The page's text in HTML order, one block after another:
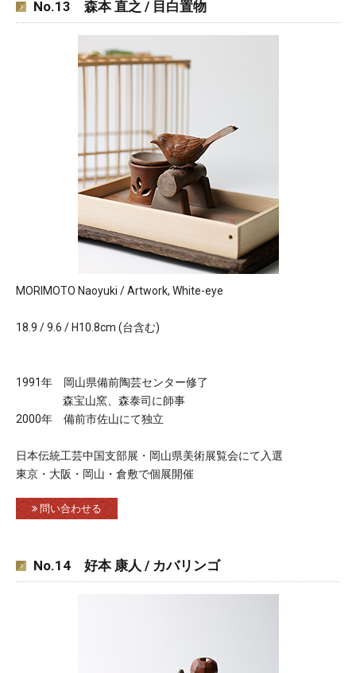
No.13 森本 直之 / 目白置物
MORIMOTO Naoyuki / Artwork, White-eye
18.9 / 9.6 / H10.8cm (台含む)
1991年 岡山県備前陶芸センター修了
森宝山窯、森泰司に師事
2000年 備前市佐山にて独立
日本伝統工芸中国支部展・岡山県美術展覧会にて入選
東京・大阪・岡山・倉敷で個展開催
問い合わせる
No.14 好本 康人 / カバリンゴ